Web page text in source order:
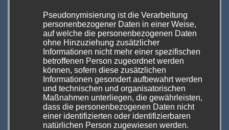
Pseudonymisierung ist die Verarbeitung
personenbezogener Daten in einer Weise,
auf welche die personenbezogenen Daten
ohne Hinzuziehung zusätzlicher
Informationen nicht mehr einer spezifischen
betroffenen Person zugeordnet werden
können, sofern diese zusätzlichen
Informationen gesondert aufbewahrt werden
und technischen und organisatorischen
Maßnahmen unterliegen, die gewährleisten,
dass die personenbezogenen Daten nicht
einer identifizierten oder identifizierbaren
natürlichen Person zugewiesen werden.